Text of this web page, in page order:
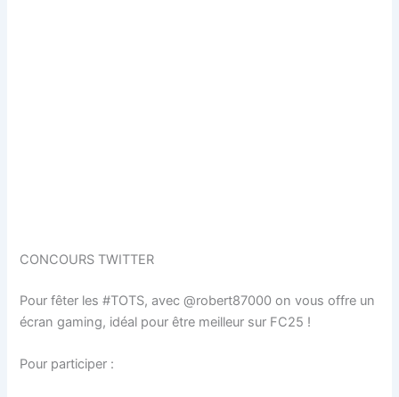
CONCOURS TWITTER
Pour fêter les #TOTS, avec @robert87000 on vous offre un
écran gaming, idéal pour être meilleur sur FC25 !
Pour participer :